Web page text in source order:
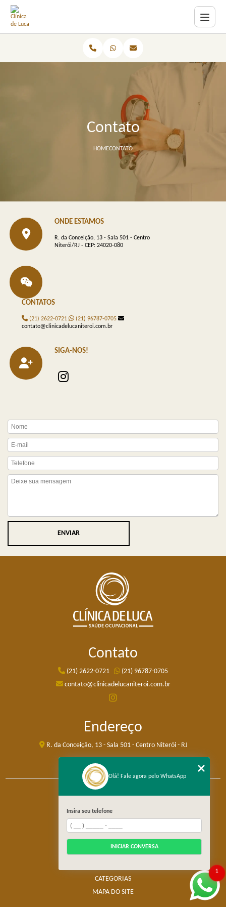
HOMECONTATO
Contato
ONDE ESTAMOS
R. da Conceição, 13 - Sala 501 - Centro
Niterói/RJ - CEP: 24020-080
CONTATOS
(21) 2622-0721
(21) 96787-0705
contato@clinicadelucaniteroi.com.br
SIGA-NOS!
ENVIAR
Contato
(21) 2622-0721
(21) 96787-0705
contato@clinicadelucaniteroi.com.br
Endereço
R. da Conceição, 13 - Sala 501 - Centro Niterói - RJ
SOBRE
SERVIÇOS
UNIDADE MÓVEL
TELEMEDICINA
CATEGORIAS
MAPA DO SITE
1
Olá! Fale agora pelo WhatsApp
Insira seu telefone
INICIAR CONVERSA